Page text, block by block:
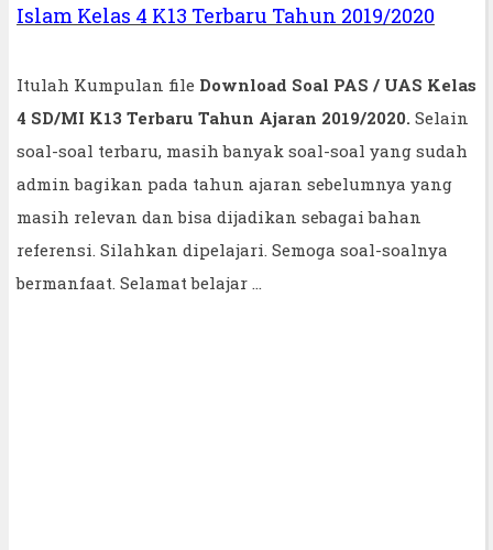
Islam Kelas 4 K13 Terbaru Tahun 2019/2020
Itulah Kumpulan file Download Soal PAS / UAS Kelas
4 SD/MI K13 Terbaru Tahun Ajaran 2019/2020. Selain
soal-soal terbaru, masih banyak soal-soal yang sudah
admin bagikan pada tahun ajaran sebelumnya yang
masih relevan dan bisa dijadikan sebagai bahan
referensi. Silahkan dipelajari. Semoga soal-soalnya
bermanfaat. Selamat belajar ...